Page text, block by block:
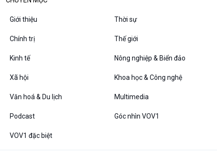
Giới thiệu Thời sự
Chính trị Thế giới
Kinh tế Nông nghiệp & Biển đảo
Xã hội Khoa học & Công nghệ
Văn hoá & Du lịch Multimedia
Podcast Góc nhìn VOV1
VOV1 đặc biệt